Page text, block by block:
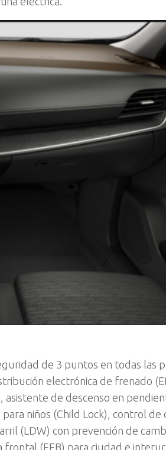
de 3 puntos en todas las
electrónica de frenado
de descenso en
niños (Child Lock), control de
(LDW) con prevención de
(FEB) para ciudad e